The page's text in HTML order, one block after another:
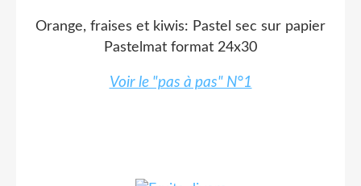
Orange, fraises et kiwis: Pastel sec sur papier
Pastelmat format 24x30
Voir le "pas à pas" N°1